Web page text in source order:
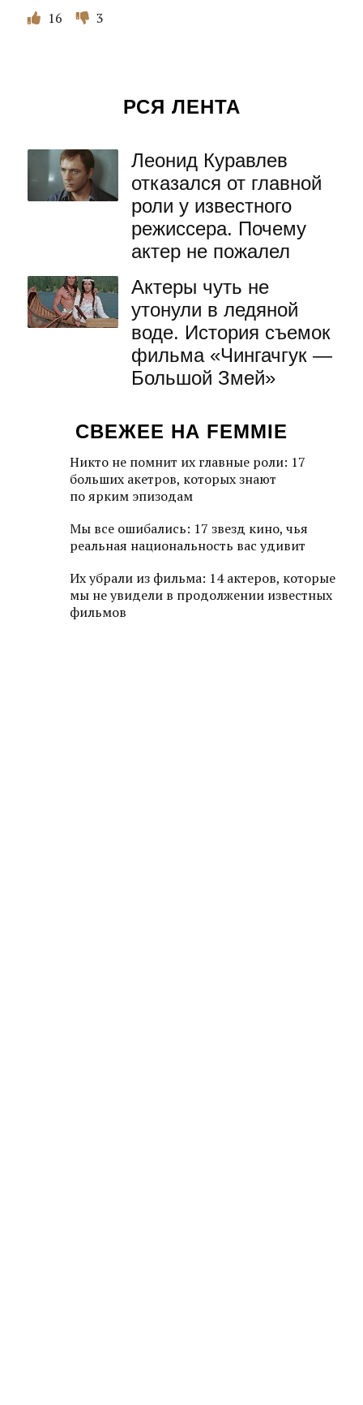
16 3
РСЯ ЛЕНТА
Леонид Куравлев
отказался от главной
роли у известного
режиссера. Почему
актер не пожалел
Актеры чуть не
утонули в ледяной
воде. История съемок
фильма «Чингачгук —
Большой Змей»
СВЕЖЕЕ НА FEMMIE
Никто не помнит их главные роли: 17
больших акетров, которых знают
по ярким эпизодам
Мы все ошибались: 17 звезд кино, чья
реальная национальность вас удивит
Их убрали из фильма: 14 актеров, которые
мы не увидели в продолжении известных
фильмов